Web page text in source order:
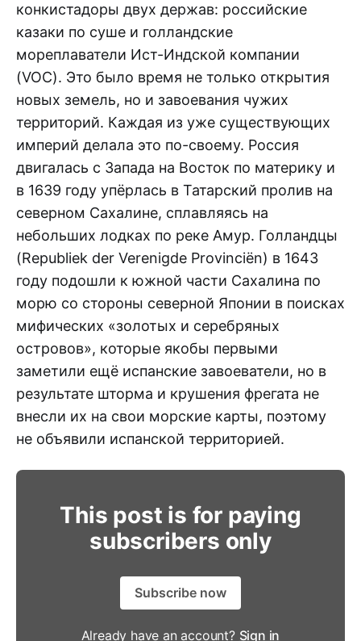
конкистадоры ⁠двух держав: российские
казаки по ⁠суше и голландские
мореплаватели Ист-Индской компании
(VOC). Это было время не ⁠только открытия
новых земель, но и завоевания чужих
территорий. Каждая из уже существующих
империй делала это по-своему. Россия
двигалась с Запада на Восток по материку и
в 1639 году упёрлась в Татарский пролив на
северном Сахалине, сплавляясь на
небольших лодках по реке Амур. Голландцы
(Republiek der Verenigde Provinciën) в 1643
году подошли к южной части Сахалина по
морю со стороны северной Японии в поисках
мифических «золотых и серебряных
островов», которые якобы первыми
заметили ещё испанские завоеватели, но в
результате шторма и крушения фрегата не
внесли их на свои морские карты, поэтому
не объявили испанской территорией.
This post is for paying
subscribers only
Subscribe now
Already have an account? Sign in